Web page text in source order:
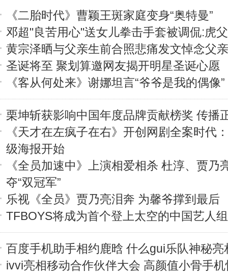
《二胎时代》曹颖王斑家庭变身“奥特曼”
邓超"良苦用心"送女儿拳击手套被调侃:虎
黄宗泽晒与父亲生前合照悲痛发文悼念父
圣诞将至 聚划算邀网友揭开明星圣诞心愿
《客从何处来》谢娜坦言“爷爷是我的偶像”
栗坤斩获影响中国年度品牌贡献榜奖 传播
《天才在左疯子在右》开创网剧全案时代
级海报开始
《全员加速中》上演相爱相杀 杜淳、贾乃
夺“双冠军”
乐视《全员》贾乃亮泪奔 为馨爷撑到最后
TFBOYS将成为首个登上太空的中国艺人
百度手机助手相约鹿晗 什么gui乐队神秘亮
ivvi亮相移动合作伙伴大会 高颜值小骨手